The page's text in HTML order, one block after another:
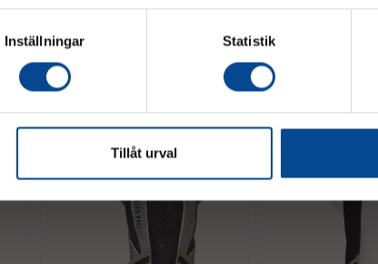
Inställningar Statistik
Tillåt urval
6 062,50 kr 6 187,50 kr
produkter